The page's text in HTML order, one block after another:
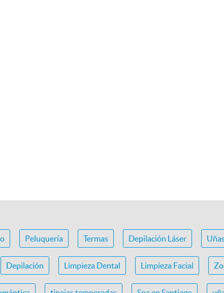
Peluquería Termas Depilación Láser
Depilación Limpieza Dental Limpieza Facial